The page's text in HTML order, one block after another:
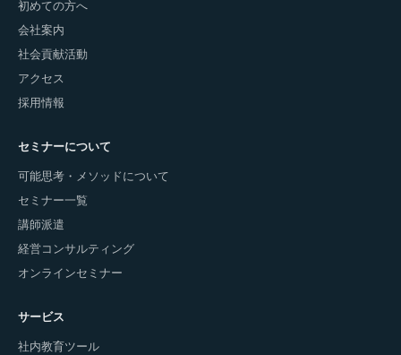
初めての方へ
会社案内
社会貢献活動
アクセス
採用情報
セミナーについて
可能思考・メソッドについて
セミナー一覧
講師派遣
経営コンサルティング
オンラインセミナー
サービス
社内教育ツール